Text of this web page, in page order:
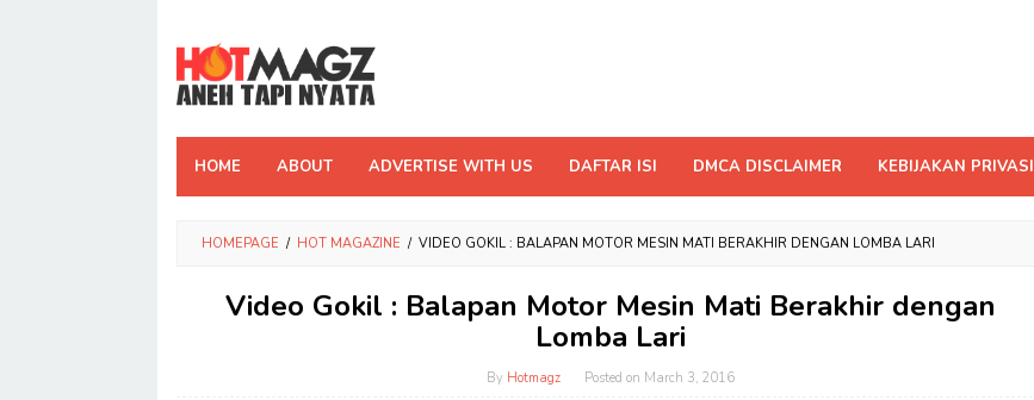
content
HOME ABOUT ADVERTISE WITH US DAFTAR ISI DMCA DISCLAIMER KEBIJAKAN PRIVASI
HOMEPAGE / HOT MAGAZINE / VIDEO GOKIL : BALAPAN MOTOR MESIN MATI BERAKHIR DENGAN LOMBA LARI
Video Gokil : Balapan Motor Mesin Mati Berakhir dengan
Lomba Lari
By Hotmagz Posted on March 3, 2016